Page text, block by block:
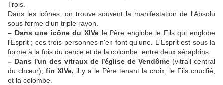
Trois.
Dans les icônes, on trouve souvent la manifestation de l'Absolu
sous forme d'un triple rayon.
– Dans une icône du XIVele Père englobe le Fils qui englobe
l'Esprit ; ces trois personnes n'en font qu'une. L'Esprit est sous la
forme à la fois du cercle et de la colombe, entre deux séraphins.
– Dans l'un des vitraux de l'église de Vendôme (vitrail central
du chœur),
fin XIVe, il y a le Père tenant la croix, le Fils crucifié,
et la colombe.